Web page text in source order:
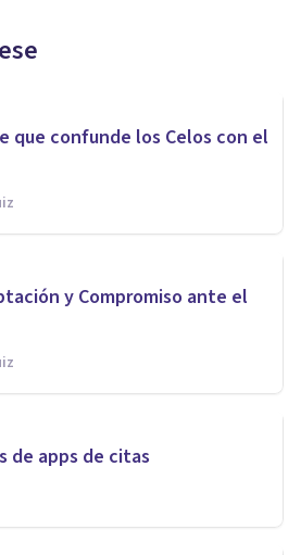
que confunde los Celos con el
y Compromiso ante el
de apps de citas